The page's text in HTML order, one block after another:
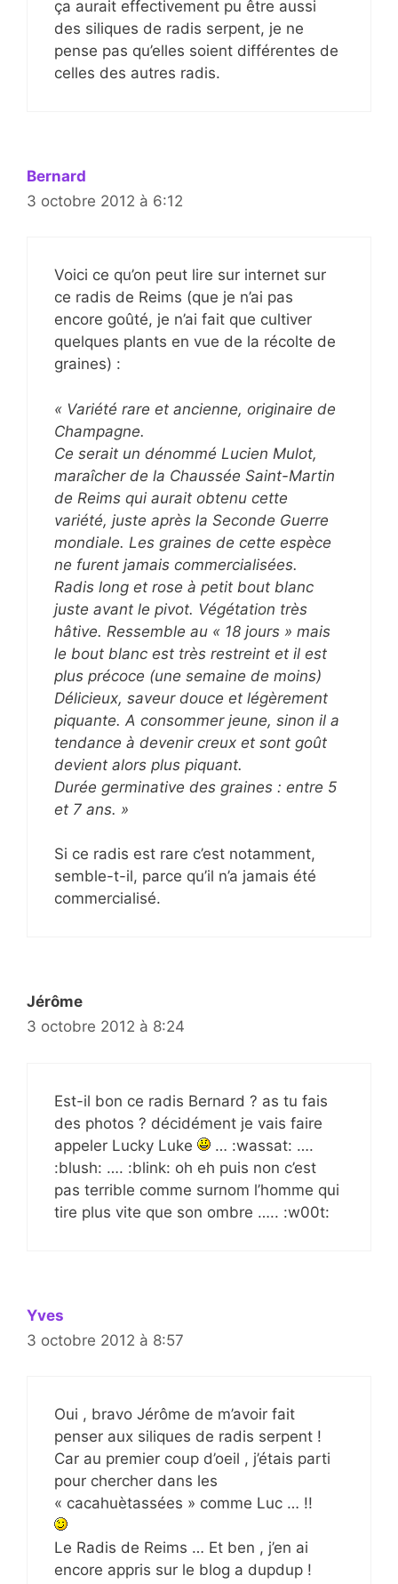
ça aurait effectivement pu être aussi
des siliques de radis serpent, je ne
pense pas qu’elles soient différentes de
celles des autres radis.
Bernard
3 octobre 2012 à 6:12
Voici ce qu’on peut lire sur internet sur
ce radis de Reims (que je n’ai pas
encore goûté, je n’ai fait que cultiver
quelques plants en vue de la récolte de
graines) :
« Variété rare et ancienne, originaire de
Champagne.
Ce serait un dénommé Lucien Mulot,
maraîcher de la Chaussée Saint-Martin
de Reims qui aurait obtenu cette
variété, juste après la Seconde Guerre
mondiale. Les graines de cette espèce
ne furent jamais commercialisées.
Radis long et rose à petit bout blanc
juste avant le pivot. Végétation très
hâtive. Ressemble au « 18 jours » mais
le bout blanc est très restreint et il est
plus précoce (une semaine de moins)
Délicieux, saveur douce et légèrement
piquante. A consommer jeune, sinon il a
tendance à devenir creux et sont goût
devient alors plus piquant.
Durée germinative des graines : entre 5
et 7 ans. »
Si ce radis est rare c’est notamment,
semble-t-il, parce qu’il n’a jamais été
commercialisé.
Jérôme
3 octobre 2012 à 8:24
Est-il bon ce radis Bernard ? as tu fais
des photos ? décidément je vais faire
appeler Lucky Luke
… :wassat: ….
:blush: …. :blink: oh eh puis non c’est
pas terrible comme surnom l’homme qui
tire plus vite que son ombre ….. :w00t:
Yves
3 octobre 2012 à 8:57
Oui , bravo Jérôme de m’avoir fait
penser aux siliques de radis serpent !
Car au premier coup d’oeil , j’étais parti
pour chercher dans les
« cacahuètassées » comme Luc … !!
Le Radis de Reims … Et ben , j’en ai
encore appris sur le blog a dupdup !